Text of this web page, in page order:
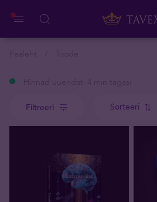
Filtreeri Sorteeri